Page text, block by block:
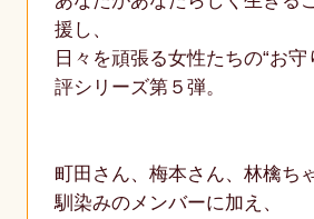
援し、
日々を頑張る女性たちの“お守
評シリーズ第５弾。
町田さん、梅本さん、林檎ち
馴染みのメンバーに加え、